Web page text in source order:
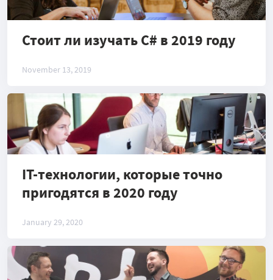
Стоит ли изучать C# в 2019 году
November 13, 2019
IT-технологии, которые точно
пригодятся в 2020 году
January 29, 2020